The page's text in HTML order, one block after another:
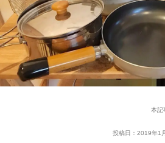
本記
投稿日：2019年1